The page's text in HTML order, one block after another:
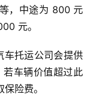
，中途为 800 元
元。
车托运公司会提供
车辆价值超过此
险费。